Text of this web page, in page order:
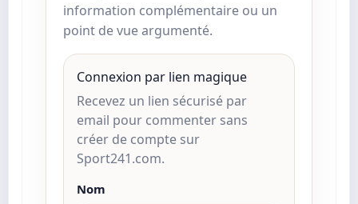
information complémentaire ou un
point de vue argumenté.
Connexion par lien magique
Recevez un lien sécurisé par
email pour commenter sans
créer de compte sur
Sport241.com.
Nom